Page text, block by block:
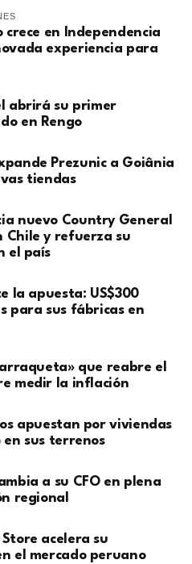
crece en Independencia
experiencia para
abrirá su primer
en Rengo
Prezunic a Goiânia
tiendas
nuevo Country General
Chile y refuerza su
el país
la apuesta: US$300
para sus fábricas en
que reabre el
medir la inflación
apuestan por viviendas
sus terrenos
a su CFO en plena
regional
Store acelera su
el mercado peruano